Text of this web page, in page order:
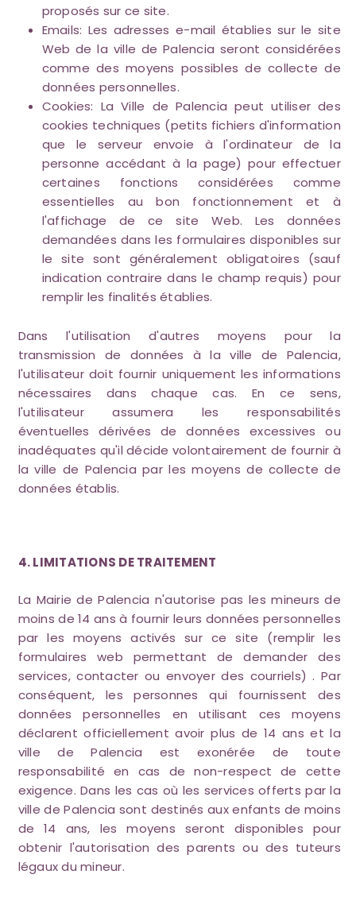
proposés sur ce site.
Emails: Les adresses e-mail établies sur le site
Web de la ville de Palencia seront considérées
comme des moyens possibles de collecte de
données personnelles.
Cookies: La Ville de Palencia peut utiliser des
cookies techniques (petits fichiers d'information
que le serveur envoie à l'ordinateur de la
personne accédant à la page) pour effectuer
certaines fonctions considérées comme
essentielles au bon fonctionnement et à
l'affichage de ce site Web. Les données
demandées dans les formulaires disponibles sur
le site sont généralement obligatoires (sauf
indication contraire dans le champ requis) pour
remplir les finalités établies.
Dans l'utilisation d'autres moyens pour la
transmission de données à la ville de Palencia,
l'utilisateur doit fournir uniquement les informations
nécessaires dans chaque cas. En ce sens,
l'utilisateur assumera les responsabilités
éventuelles dérivées de données excessives ou
inadéquates qu'il décide volontairement de fournir à
la ville de Palencia par les moyens de collecte de
données établis.
4. LIMITATIONS DE TRAITEMENT
La Mairie de Palencia n'autorise pas les mineurs de
moins de 14 ans à fournir leurs données personnelles
par les moyens activés sur ce site (remplir les
formulaires web permettant de demander des
services, contacter ou envoyer des courriels) . Par
conséquent, les personnes qui fournissent des
données personnelles en utilisant ces moyens
déclarent officiellement avoir plus de 14 ans et la
ville de Palencia est exonérée de toute
responsabilité en cas de non-respect de cette
exigence. Dans les cas où les services offerts par la
ville de Palencia sont destinés aux enfants de moins
de 14 ans, les moyens seront disponibles pour
obtenir l'autorisation des parents ou des tuteurs
légaux du mineur.